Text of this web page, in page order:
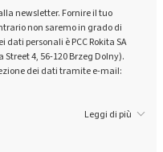
newsletter. Fornire il tuo
non saremo in grado di
personali è PCC Rokita SA
4, 56-120 Brzeg Dolny).
dei dati tramite e-mail:
Leggi di più